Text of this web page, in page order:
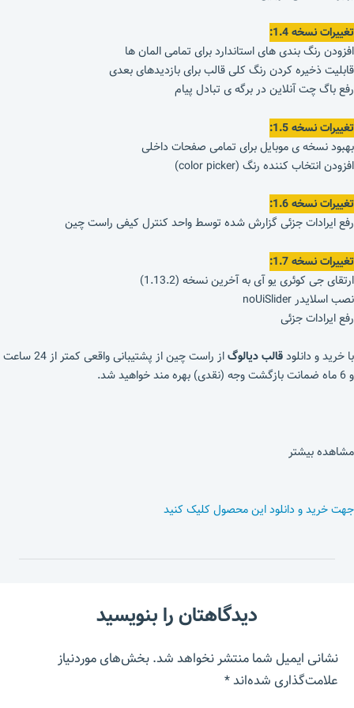
تغییرات نسخه 1.4:
افزودن رنگ بندی های استاندارد برای تمامی المان ها
قابلیت ذخیره کردن رنگ کلی قالب برای بازدیدهای بعدی
رفع باگ چت آنلاین در برگه ی تبادل پیام
تغییرات نسخه 1.5:
بهبود نسخه ی موبایل برای تمامی صفحات داخلی
افزودن انتخاب کننده رنگ (color picker)
تغییرات نسخه 1.6:
رفع ایرادات جزئی گزارش شده توسط واحد کنترل کیفی راست چین
تغییرات نسخه 1.7:
ارتقای جی کوئری یو آی به آخرین نسخه (1.13.2)
نصب اسلایدر noUiSlider
رفع ایرادات جزئی
با خرید و دانلودقالب دیالوگ
از راست چین از پشتیبانی واقعی کمتر از 24 ساعت
و 6 ماه ضمانت بازگشت وجه (نقدی) بهره مند خواهید شد.
مشاهده بیشتر
جهت خرید و دانلود این محصول کلیک کنید
دیدگاهتان را بنویسید
نشانی ایمیل شما منتشر نخواهد شد.بخش‌های موردنیاز
علامت‌گذاری شده‌اند*